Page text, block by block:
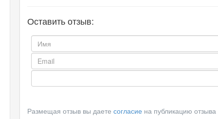
Оставить отзыв:
Размещая отзыв вы даете согласие на публикацию отзыва